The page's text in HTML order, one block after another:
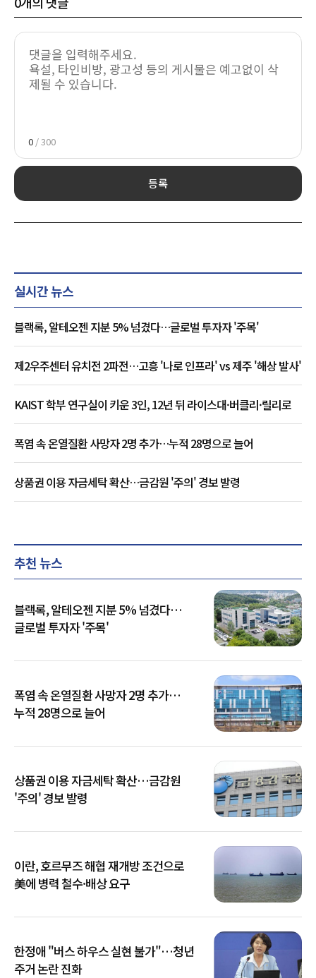
0 / 300
등록
실시간 뉴스
블랙록, 알테오젠 지분 5% 넘겼다…글로벌 투자자 '주목'
제2우주센터 유치전 2파전…고흥 '나로 인프라' vs 제주 '해상 발사'
KAIST 학부 연구실이 키운 3인, 12년 뒤 라이스대·버클리·릴리로
폭염 속 온열질환 사망자 2명 추가…누적 28명으로 늘어
상품권 이용 자금세탁 확산…금감원 '주의' 경보 발령
추천 뉴스
블랙록, 알테오젠 지분 5% 넘겼다…
글로벌 투자자 '주목'
폭염 속 온열질환 사망자 2명 추가…
누적 28명으로 늘어
상품권 이용 자금세탁 확산…금감원
'주의' 경보 발령
이란, 호르무즈 해협 재개방 조건으로
美에 병력 철수·배상 요구
한정애 "버스 하우스 실현 불가"…청년
주거 논란 진화